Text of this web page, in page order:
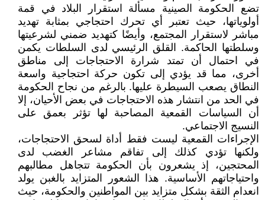
تضع الحكومة الصينية مسألة استقرار البلاد في قمة
أولوياتها، حيث تعتبر أي تحرك احتجاجي بمثابة تهديد
مباشر لاستقرار المجتمع، وأيضًا كتهديد ضمني لشرعيتها
وسلطتها الحاكمة. القلق الرئيسي لدى السلطات يكمن
في احتمال أن تمتد شرارة الاحتجاجات إلى مناطق
أخرى، مما قد يؤدي إلى تكون حركة احتجاجية واسعة
النطاق يصعب السيطرة عليها. بالرغم من نجاح الحكومة
في الحد من انتشار هذه الاحتجاجات في بعض الأحيان، إلا
أن السياسات القمعية المصاحبة لها تؤثر بعمق على
النسيج الاجتماعي.
الإجراءات القمعية ليست فقط أداة لسحق الاحتجاجات،
ولكنها تؤدي كذلك إلى تفاقم مشاعر الغضب لدى
المحتجين، إذ يشعرون بأن الحكومة تتجاهل مطالبهم
واحتياجاتهم الأساسية. هذا الشعور المتزايد بالغبن يولد
انعدام الثقة بشكل متزايد بين المواطنين والحكومة، حيث